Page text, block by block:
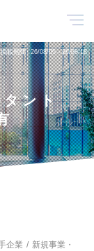
掲載期間 26/08/05～26/08/18
タント
企業
新規事業・